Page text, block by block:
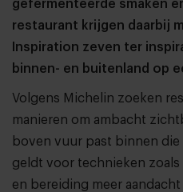
gefermenteerde smaken
restaurant krijgen daarbij
Inspiration zeven ter
binnen- en buitenland op
Volgens Michelin zoeken
manieren om ambacht
boven vuur past binnen
geldt voor technieken
en bereiding meer